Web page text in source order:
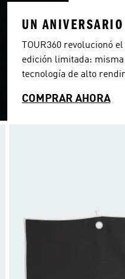
UN
TOUR360 revolucionó
edición limitada:
tecnología de alto
COMPRAR AHORA